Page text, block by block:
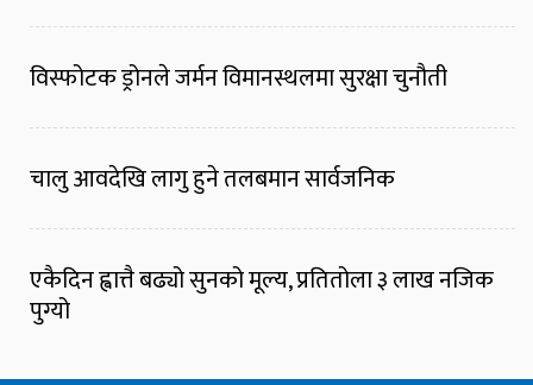
विस्फोटक ड्रोनले जर्मन विमानस्थलमा सुरक्षा चुनौती
चालु आवदेखि लागु हुने तलबमान सार्वजनिक
एकैदिन ह्वात्तै बढ्यो सुनको मूल्य, प्रतितोला ३ लाख नजिक
पुग्यो